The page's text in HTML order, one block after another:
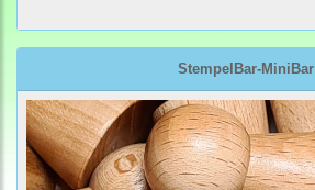
StempelBar-MiniBar